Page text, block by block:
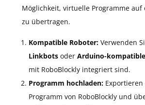
Möglichkeit, virtuelle Programme auf
zu übertragen.
Kompatible Roboter: Verwenden
Linkbots oder Arduino-
mit RoboBlockly integriert sind.
Programm hochladen: Exportieren
Programm von RoboBlockly und